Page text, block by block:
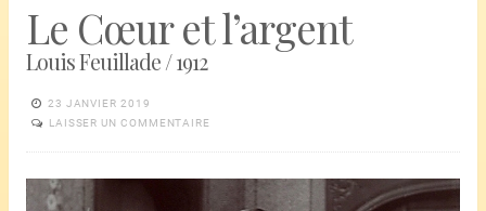
Le Cœur et l’argent
Louis Feuillade / 1912
23 JANVIER 2019
LAISSER UN COMMENTAIRE
Lecteur